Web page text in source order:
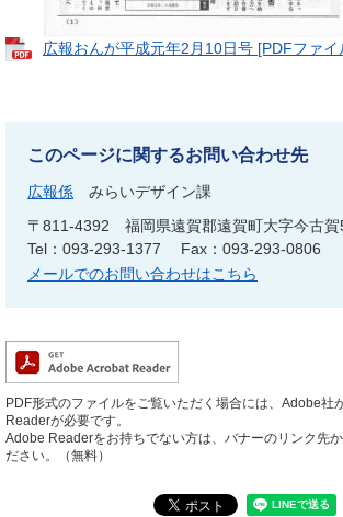
広報おんが平成元年2月10日号 [PDFファ
このページに関するお問い合わせ先
広報係
みらいデザイン課
〒811-4392
福岡県遠賀郡遠賀町大字今古
Tel：093-293-1377
Fax：093-293-0806
メールでのお問い合わせはこちら
PDF形式のファイルをご覧いただく場合には、Adobe社
Readerが必要です。
Adobe Readerをお持ちでない方は、バナーのリンク先
ださい。（無料）